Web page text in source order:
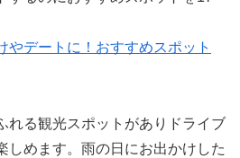
やデートに！おすすめスポット
れる観光スポットがありドライブ
しめます。雨の日にお出かけした